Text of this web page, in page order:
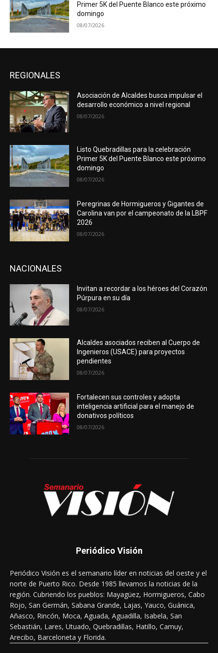
Primer 5K del Puente Blanco este próximo
domingo
08/07/2026
REGIONALES
Asociación de Alcaldes busca impulsar el
desarrollo económico a nivel regional
08/07/2026
Listo Quebradillas para la celebración
Primer 5K del Puente Blanco este próximo
domingo
08/07/2026
Peregrinas de Hormigueros y Gigantes de
Carolina van por el campeonato de la LBPF
2026
08/07/2026
NACIONALES
Invitan a recordar a los héroes del Corazón
Púrpura en su día
08/07/2026
Alcaldes asociados reciben al Cuerpo de
Ingenieros (USACE) para proyectos
pendientes
08/07/2026
Fortalecen sus controles y adopta
inteligencia artificial para el manejo de
donativos políticos
08/07/2026
Periódico Visión
Periódico Visión es el semanario líder en noticias del oeste y el
norte de Puerto Rico. Desde 1985 llevamos la noticias de la
región. Cubriendo los pueblos: Mayagüez, Hormigueros, Cabo
Rojo, San Germán, Sabana Grande, Lajas, Yauco, Guánica,
Añasco, Rincón, Moca, Aguada, Aguadilla, Isabela, San
Sebastián, Lares, Utuado, Quebradillas, Hatillo, Camuy,
Arecibo, Barceloneta y Florida.